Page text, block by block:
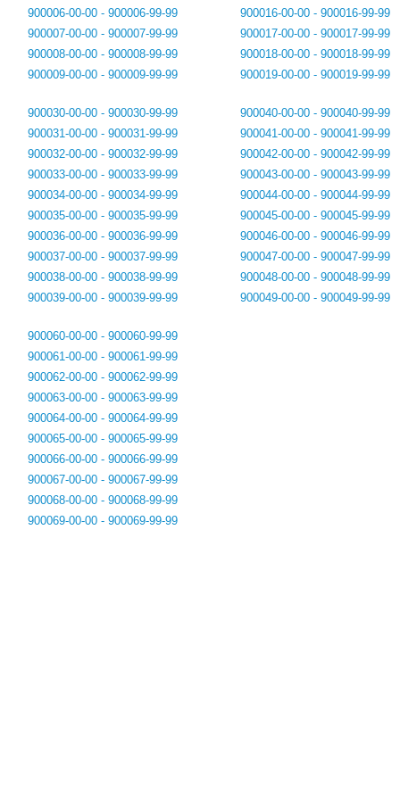
900006-00-00 - 900006-99-99
900007-00-00 - 900007-99-99
900008-00-00 - 900008-99-99
900009-00-00 - 900009-99-99
900016-00-00 - 900016-99-99
900017-00-00 - 900017-99-99
900018-00-00 - 900018-99-99
900019-00-00 - 900019-99-99
900030-00-00 - 900030-99-99
900031-00-00 - 900031-99-99
900032-00-00 - 900032-99-99
900033-00-00 - 900033-99-99
900034-00-00 - 900034-99-99
900035-00-00 - 900035-99-99
900036-00-00 - 900036-99-99
900037-00-00 - 900037-99-99
900038-00-00 - 900038-99-99
900039-00-00 - 900039-99-99
900040-00-00 - 900040-99-99
900041-00-00 - 900041-99-99
900042-00-00 - 900042-99-99
900043-00-00 - 900043-99-99
900044-00-00 - 900044-99-99
900045-00-00 - 900045-99-99
900046-00-00 - 900046-99-99
900047-00-00 - 900047-99-99
900048-00-00 - 900048-99-99
900049-00-00 - 900049-99-99
900060-00-00 - 900060-99-99
900061-00-00 - 900061-99-99
900062-00-00 - 900062-99-99
900063-00-00 - 900063-99-99
900064-00-00 - 900064-99-99
900065-00-00 - 900065-99-99
900066-00-00 - 900066-99-99
900067-00-00 - 900067-99-99
900068-00-00 - 900068-99-99
900069-00-00 - 900069-99-99